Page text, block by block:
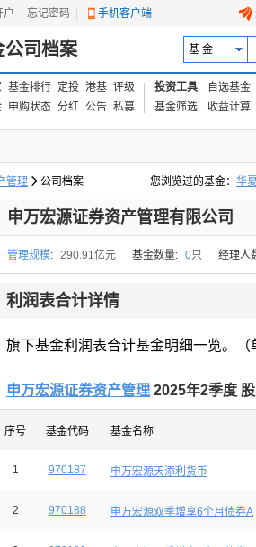
户 忘记密码 手机客户端
公司档案 基 金
基金排行 定投 港基 评级
申购状态 分红 公告 私募
投资工具
自选基金
基金筛选
收益计算
管理  公司档案 您浏览过的基金： 华
易方达上证中盘ETF联
申万宏源证券资产管理有限公司
管理规模: 290.91亿元 基金数量: 0只 经理人
利润表合计详情
旗下基金利润表合计基金明细一览。（
申万宏源证券资产管理 2025年2季度
序号 基金代码 基金名称
1 970187 申万宏源天添利货币
2 970188 申万宏源双季增享6个月债券A